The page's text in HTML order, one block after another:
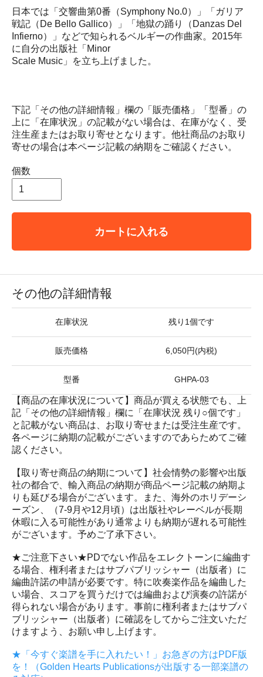
日本では「交響曲第0番（Symphony No.0）」「ガリア
戦記（De Bello Gallico）」「地獄の踊り（Danzas Del
Infierno）」などで知られるベルギーの作曲家。2015年
に自分の出版社「Minor
Scale Music」を立ち上げました。
下記「その他の詳細情報」欄の「販売価格」「型番」の
上に「在庫状況」の記載がない場合は、在庫がなく、受
注生産またはお取り寄せとなります。他社商品のお取り
寄せの場合は本ページ記載の納期をご確認ください。
個数
カートに入れる
その他の詳細情報
在庫状況 残り1個です
販売価格 6,050円(内税)
型番 GHPA-03
【商品の在庫状況について】商品が買える状態でも、上
記「その他の詳細情報」欄に「在庫状況 残り○個です」
と記載がない商品は、お取り寄せまたは受注生産です。
各ページに納期の記載がございますのであらためてご確
認ください。
【取り寄せ商品の納期について】社会情勢の影響や出版
社の都合で、輸入商品の納期が商品ページ記載の納期よ
りも延びる場合がございます。また、海外のホリデーシ
ーズン、（7-9月や12月頃）は出版社やレーベルが長期
休暇に入る可能性があり通常よりも納期が遅れる可能性
がございます。予めご了承下さい。
★ご注意下さい★PDでない作品をエレクトーンに編曲す
る場合、権利者またはサブパブリッシャー（出版者）に
編曲許諾の申請が必要です。特に吹奏楽作品を編曲した
い場合、スコアを買うだけでは編曲および演奏の許諾が
得られない場合があります。事前に権利者またはサブパ
ブリッシャー（出版者）に確認をしてからご注文いただ
けますよう、お願い申し上げます。
★「今すぐ楽譜を手に入れたい！」お急ぎの方はPDF版
を！（Golden Hearts Publicationsが出版する一部楽譜の